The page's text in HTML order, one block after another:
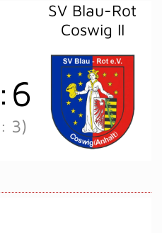
SV Blau-Rot
Coswig II
: 6
: 3)